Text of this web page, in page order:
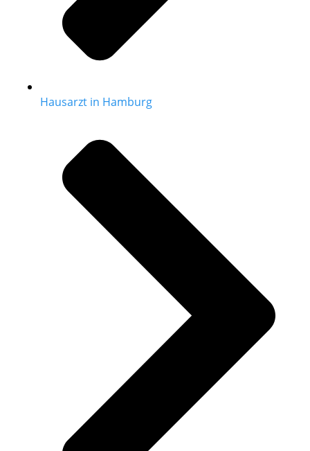
Hausarzt in Hamburg